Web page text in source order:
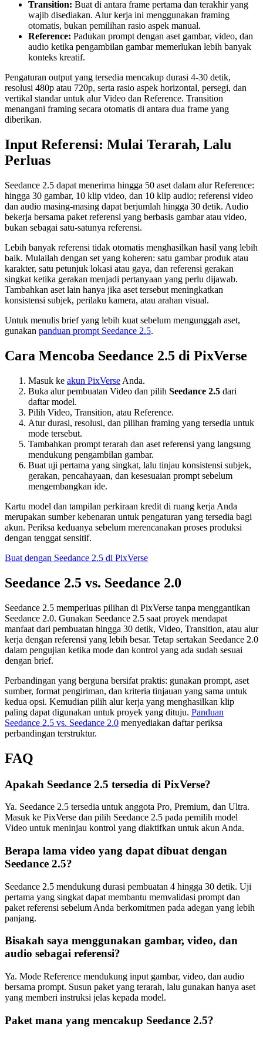
Transition: Buat di antara frame pertama dan terakhir yang
wajib disediakan. Alur kerja ini menggunakan framing
otomatis, bukan pemilihan rasio aspek manual.
Reference: Padukan prompt dengan aset gambar, video, dan
audio ketika pengambilan gambar memerlukan lebih banyak
konteks kreatif.
Pengaturan output yang tersedia mencakup durasi 4-30 detik,
resolusi 480p atau 720p, serta rasio aspek horizontal, persegi, dan
vertikal standar untuk alur Video dan Reference. Transition
menangani framing secara otomatis di antara dua frame yang
diberikan.
Input Referensi: Mulai Terarah, Lalu
Perluas
Seedance 2.5 dapat menerima hingga 50 aset dalam alur Reference:
hingga 30 gambar, 10 klip video, dan 10 klip audio; referensi video
dan audio masing-masing dapat berjumlah hingga 30 detik. Audio
bekerja bersama paket referensi yang berbasis gambar atau video,
bukan sebagai satu-satunya referensi.
Lebih banyak referensi tidak otomatis menghasilkan hasil yang lebih
baik. Mulailah dengan set yang koheren: satu gambar produk atau
karakter, satu petunjuk lokasi atau gaya, dan referensi gerakan
singkat ketika gerakan menjadi pertanyaan yang perlu dijawab.
Tambahkan aset lain hanya jika aset tersebut meningkatkan
konsistensi subjek, perilaku kamera, atau arahan visual.
Untuk menulis brief yang lebih kuat sebelum mengunggah aset,
gunakan panduan prompt Seedance 2.5.
Cara Mencoba Seedance 2.5 di PixVerse
Masuk ke akun PixVerse Anda.
Buka alur pembuatan Video dan pilih Seedance 2.5 dari
daftar model.
Pilih Video, Transition, atau Reference.
Atur durasi, resolusi, dan pilihan framing yang tersedia untuk
mode tersebut.
Tambahkan prompt terarah dan aset referensi yang langsung
mendukung pengambilan gambar.
Buat uji pertama yang singkat, lalu tinjau konsistensi subjek,
gerakan, pencahayaan, dan kesesuaian prompt sebelum
mengembangkan ide.
Kartu model dan tampilan perkiraan kredit di ruang kerja Anda
merupakan sumber kebenaran untuk pengaturan yang tersedia bagi
akun. Periksa keduanya sebelum merencanakan proses produksi
dengan tenggat sensitif.
Buat dengan Seedance 2.5 di PixVerse
Seedance 2.5 vs. Seedance 2.0
Seedance 2.5 memperluas pilihan di PixVerse tanpa menggantikan
Seedance 2.0. Gunakan Seedance 2.5 saat proyek mendapat
manfaat dari pembuatan hingga 30 detik, Video, Transition, atau alur
kerja dengan referensi yang lebih besar. Tetap sertakan Seedance 2.0
dalam pengujian ketika mode dan kontrol yang ada sudah sesuai
dengan brief.
Perbandingan yang berguna bersifat praktis: gunakan prompt, aset
sumber, format pengiriman, dan kriteria tinjauan yang sama untuk
kedua opsi. Kemudian pilih alur kerja yang menghasilkan klip
paling dapat digunakan untuk proyek yang dituju. Panduan
Seedance 2.5 vs. Seedance 2.0 menyediakan daftar periksa
perbandingan terstruktur.
FAQ
Apakah Seedance 2.5 tersedia di PixVerse?
Ya. Seedance 2.5 tersedia untuk anggota Pro, Premium, dan Ultra.
Masuk ke PixVerse dan pilih Seedance 2.5 pada pemilih model
Video untuk meninjau kontrol yang diaktifkan untuk akun Anda.
Berapa lama video yang dapat dibuat dengan
Seedance 2.5?
Seedance 2.5 mendukung durasi pembuatan 4 hingga 30 detik. Uji
pertama yang singkat dapat membantu memvalidasi prompt dan
paket referensi sebelum Anda berkomitmen pada adegan yang lebih
panjang.
Bisakah saya menggunakan gambar, video, dan
audio sebagai referensi?
Ya. Mode Reference mendukung input gambar, video, dan audio
bersama prompt. Susun paket yang terarah, lalu gunakan hanya aset
yang memberi instruksi jelas kepada model.
Paket mana yang mencakup Seedance 2.5?